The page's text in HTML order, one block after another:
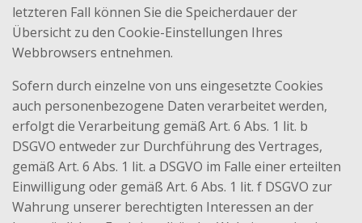
letzteren Fall können Sie die Speicherdauer der
Übersicht zu den Cookie-Einstellungen Ihres
Webbrowsers entnehmen.
Sofern durch einzelne von uns eingesetzte Cookies
auch personenbezogene Daten verarbeitet werden,
erfolgt die Verarbeitung gemäß Art. 6 Abs. 1 lit. b
DSGVO entweder zur Durchführung des Vertrages,
gemäß Art. 6 Abs. 1 lit. a DSGVO im Falle einer erteilten
Einwilligung oder gemäß Art. 6 Abs. 1 lit. f DSGVO zur
Wahrung unserer berechtigten Interessen an der